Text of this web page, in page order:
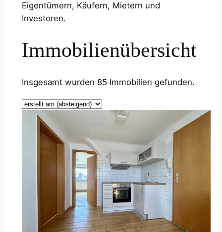
Eigentümern, Käufern, Mietern und
Investoren.
Immobilienübersicht
Insgesamt wurden 85 Immobilien gefunden.